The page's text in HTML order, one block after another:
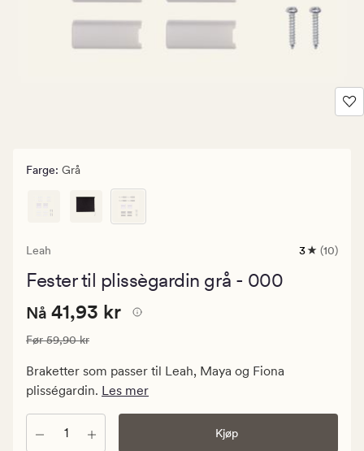
Farge: Grå
Leah
10
3 (10)
Fester til plissègardin grå - 000
Nåværende
41,93
kr.
Vanlig
Nåværende pris
Nå 41,93 kr
Vanlig pris 59,90 kr
Før59,90 kr
Braketter som passer til Leah, Maya og Fiona
plisségardin. Les mer
Antall Kjøp